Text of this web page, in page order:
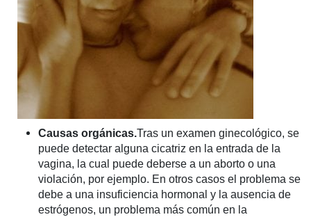
Causas orgánicas.Tras un examen ginecológico, se
puede detectar alguna cicatriz en la entrada de la
vagina, la cual puede deberse a un aborto o una
violación, por ejemplo. En otros casos el problema se
debe a una insuficiencia hormonal y la ausencia de
estrógenos, un problema más común en la